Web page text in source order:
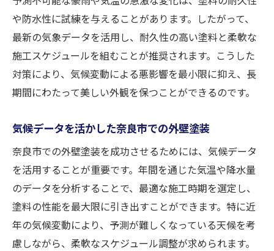
や防水性に試練を与えることがあります。したがって、
最新の気象データを活用し、耐久性の高い塗料と柔軟な
施工スケジュールを組むことが推奨されます。こうした
対策により、気候変動による悪影響を最小限に抑え、長
期間にわたって美しい外観を保つことができるのです。
気候データを活かした奈良市での外壁塗装
奈良市での外壁塗装を成功させるためには、気候データ
を活用することが重要です。年間を通じた気温や降水量
のデータを分析することで、最適な施工時期を選定し、
塗料の性能を最大限に引き出すことができます。特に近
年の気候変動により、予測が難しくなっている天候を考
慮しながら、柔軟なスケジュール調整が求められます。